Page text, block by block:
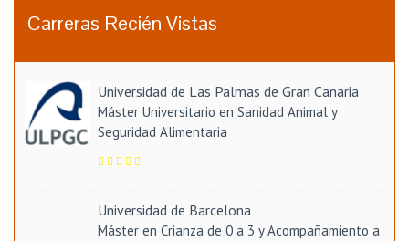
Carreras Recién Vistas
Universidad de Las Palmas de Gran Canaria
Máster Universitario en Sanidad Animal y
Seguridad Alimentaria
Universidad de Barcelona
Máster en Crianza de 0 a 3 y Acompañamiento a